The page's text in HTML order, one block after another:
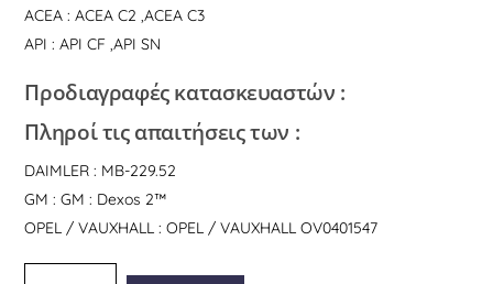
ACEA : ACEA C2 ,ACEA C3
API : API CF ,API SN
Προδιαγραφές κατασκευαστών :
Πληροί τις απαιτήσεις των :
DAIMLER : MB-229.52
GM : GM : Dexos 2™
OPEL / VAUXHALL : OPEL / VAUXHALL OV0401547